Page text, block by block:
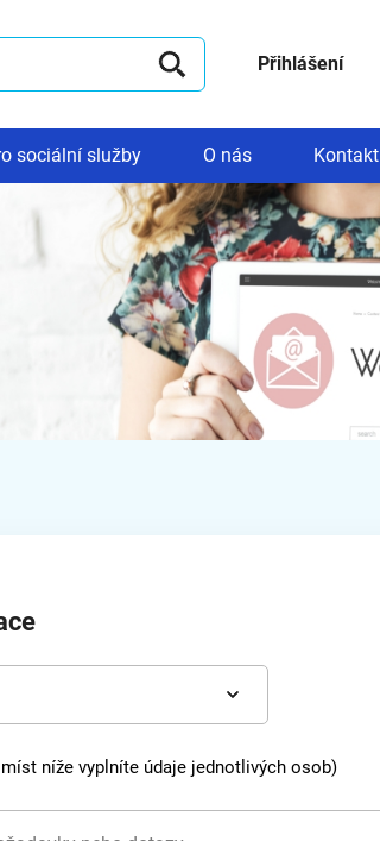
Přihlášení
sociální služby O nás Kontakt
níže vyplníte údaje jednotlivých osob)